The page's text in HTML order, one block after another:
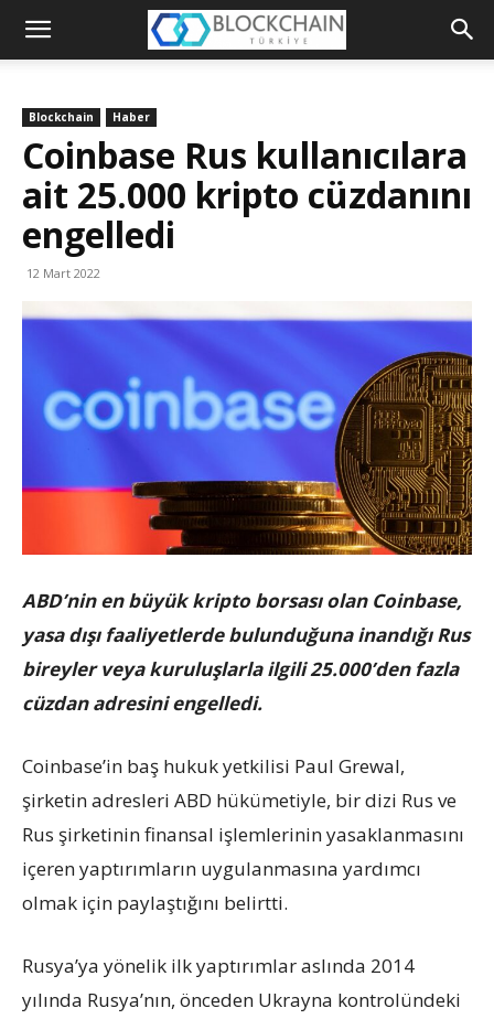
Blockchain
Platformu
Blockchain Haber
Coinbase Rus kullanıcılara
ait 25.000 kripto cüzdanını
engelledi
12 Mart 2022
ABD’nin en büyük kripto borsası olan Coinbase,
yasa dışı faaliyetlerde bulunduğuna inandığı Rus
bireyler veya kuruluşlarla ilgili 25.000’den fazla
cüzdan adresini engelledi.
Coinbase’in baş hukuk yetkilisi Paul Grewal,
şirketin adresleri ABD hükümetiyle, bir dizi Rus ve
Rus şirketinin finansal işlemlerinin yasaklanmasını
içeren yaptırımların uygulanmasına yardımcı
olmak için paylaştığını belirtti.
Rusya’ya yönelik ilk yaptırımlar aslında 2014
yılında Rusya’nın, önceden Ukrayna kontrolündeki